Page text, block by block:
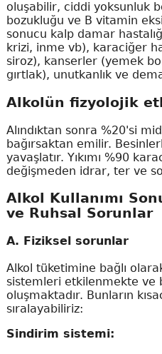
oluşabilir, ciddi yoksunluk
bozukluğu ve B vitamin
sonucu kalp damar
krizi, inme vb), karaciğer
siroz), kanserler (yemek
gırtlak), unutkanlık ve
Alkolün fizyolojik
Alındıktan sonra %20'si
bağırsaktan emilir.
yavaşlatır. Yıkımı %90
değişmeden idrar, ter ve
Alkol Kullanımı
ve Ruhsal Sorunlar
A. Fiziksel sorunlar
Alkol tüketimine bağlı
sistemleri etkilenmekte ve
oluşmaktadır. Bunların
sıralayabiliriz:
Sindirim sistemi: